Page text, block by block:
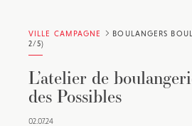
VILLE CAMPAGNE
BOULANGERS
2/5)
L’atelier de
des Possibles
02.07.24
Pour recevoir toutes les deux
d’info avec une sélection d’articles